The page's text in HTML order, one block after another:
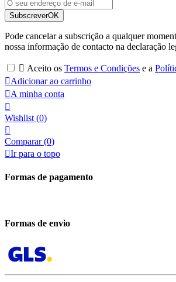
SubscreverOK
Pode cancelar a subscrição a qualquer
nossa informação de contacto na declaração
 Aceito os Termos e Condições e a
Adicionar ao carrinho
A minha conta

Wishlist (0)

Comparar (0)
Ir para o topo
Formas de pagamento
Formas de envio